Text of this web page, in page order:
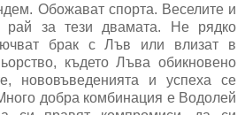
Обожават спорта. Веселите и
за тези двамата. Не рядко
брак с Лъв или влизат в
където Лъва обикновено
нововъведенията и успеха се
добра комбинация е Водолей